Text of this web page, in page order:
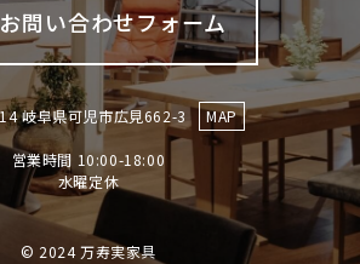
お問い合わせフォーム
岐阜県可児市広見662-3 MAP
営業時間 10:00-18:00
​​​​​​​水曜定休
© 2024 万寿実家具